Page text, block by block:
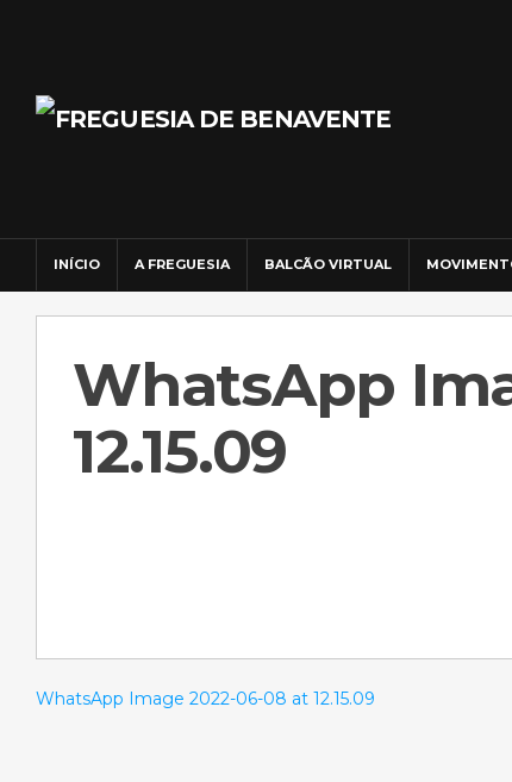
INÍCIO A FREGUESIA BALCÃO VIRTUAL
WhatsApp
12.15.09
WhatsApp Image 2022-06-08 at 12.15.09